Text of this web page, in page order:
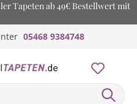
Tapeten ab 49€ Bestellwert mit
05468 9384748